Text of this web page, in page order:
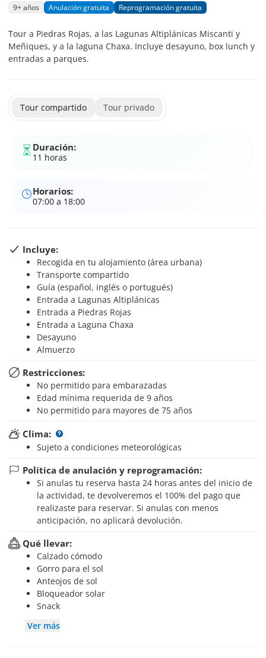
9+ años Anulación gratuita Reprogramación gratuita
Tour a Piedras Rojas, a las Lagunas Altiplánicas Miscanti y
Meñiques, y a la laguna Chaxa. Incluye desayuno, box lunch y
entradas a parques.
Tour compartido Tour privado
Duración:
11 horas
Horarios:
07:00 a 18:00
Incluye:
Recogida en tu alojamiento (área urbana)
Transporte compartido
Guía (español, inglés o portugués)
Entrada a Lagunas Altiplánicas
Entrada a Piedras Rojas
Entrada a Laguna Chaxa
Desayuno
Almuerzo
Restricciones:
No permitido para embarazadas
Edad mínima requerida de 9 años
No permitido para mayores de 75 años
Clima:
Sujeto a condiciones meteorológicas
Política de anulación y reprogramación:
Si anulas tu reserva hasta 24 horas antes del inicio de
la actividad, te devolveremos el 100% del pago que
realizaste para reservar. Si anulas con menos
anticipación, no aplicará devolución.
Qué llevar:
Calzado cómodo
Gorro para el sol
Anteojos de sol
Bloqueador solar
Snack
Ver más